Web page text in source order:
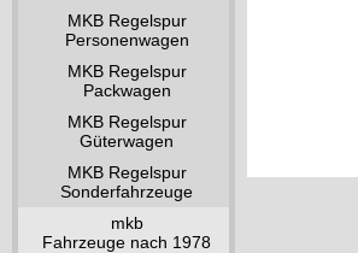
MKB Regelspur
Personenwagen
MKB Regelspur
Packwagen
MKB Regelspur
Güterwagen
MKB Regelspur
Sonderfahrzeuge
mkb
Fahrzeuge nach 1978